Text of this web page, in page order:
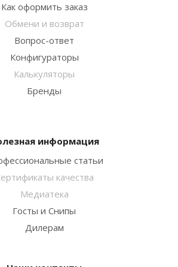
Как оформить заказ
Обмени и возврат
Вопрос-ответ
Конфигураторы
Калькуляторы
Бренды
информация
статьи
качества
Медиатека
Госты и Снипы
Дилерам